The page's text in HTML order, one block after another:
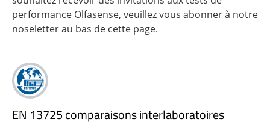
performance Olfasense, veuillez vous abonner à notre
noseletter au bas de cette page.
EN 13725 comparaisons interlaboratoires